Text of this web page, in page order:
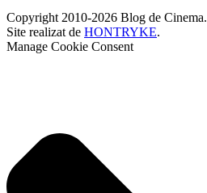
Copyright 2010-2026 Blog de Cinema.
Site realizat de HONTRYKE.
Manage Cookie Consent